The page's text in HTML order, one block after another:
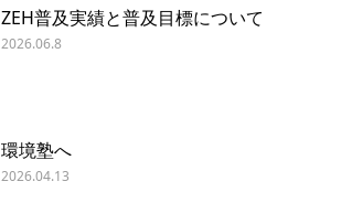
ZEH普及実績と普及目標について
2026.06.8
環境塾へ
2026.04.13